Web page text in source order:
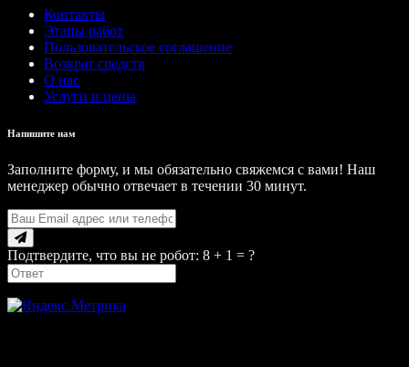
Контакты
Этапы работ
Пользовательское соглашение
Возврат средств
О нас
Услуги и цены
Напишите нам
Заполните форму, и мы обязательно свяжемся с вами! Наш
менеджер обычно отвечает в течении 30 минут.
Подтвердите, что вы не робот: 8 + 1 = ?